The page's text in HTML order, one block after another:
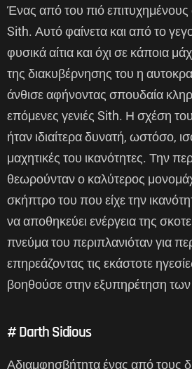
Ένας από του πιό
Sith. Αυτό φαίνετα και από το
φυσικά αίτια και όχι σε κάποια
της διακυβέρνησης του η
άνθισε αφήνοντας σπουδαία
επόμενες γενιές Sith. Η σχέση
ήταν ιδιαίτερα δυνατή, ωστόσο,
μαχητικές του ικανότητες. Την
θεωρούνταν ο καλύτερος
σκήπτρο του που είχε την
να αποθηκεύει ενέργεια της
πνεύμα του περιπλανιόταν για
επηρεάζοντας τις εκάστοτε
βοηθούσε στην εξυπηρέτηση
# Darth Sidious
Αδιαμφησβήτητα ένας από τους